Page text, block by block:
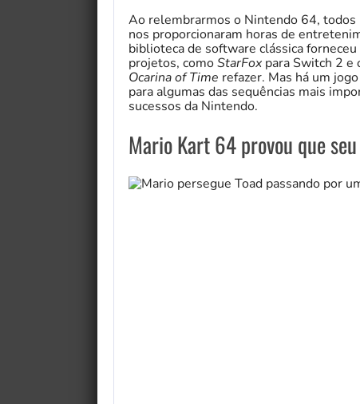
Ao relembrarmos o Nintendo 64,
nos proporcionaram horas de
biblioteca de software clássica
projetos, comoStarFox para Switch 2 e
Ocarina of Time refazer. Mas há um
para algumas das sequências mais
sucessos da Nintendo.
Mario Kart 64 provou que